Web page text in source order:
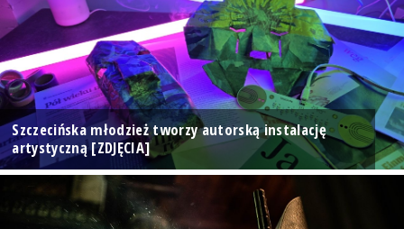
Szczecińska młodzież tworzy autorską instalację
artystyczną [ZDJĘCIA]